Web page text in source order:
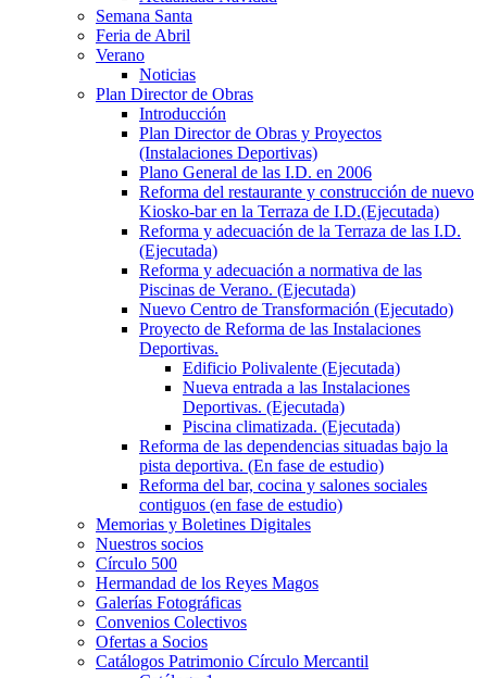
Semana Santa
Feria de Abril
Verano
Noticias
Plan Director de Obras
Introducción
Plan Director de Obras y Proyectos
(Instalaciones Deportivas)
Plano General de las I.D. en 2006
Reforma del restaurante y construcción de nuevo
Kiosko-bar en la Terraza de I.D.(Ejecutada)
Reforma y adecuación de la Terraza de las I.D.
(Ejecutada)
Reforma y adecuación a normativa de las
Piscinas de Verano. (Ejecutada)
Nuevo Centro de Transformación (Ejecutado)
Proyecto de Reforma de las Instalaciones
Deportivas.
Edificio Polivalente (Ejecutada)
Nueva entrada a las Instalaciones
Deportivas. (Ejecutada)
Piscina climatizada. (Ejecutada)
Reforma de las dependencias situadas bajo la
pista deportiva. (En fase de estudio)
Reforma del bar, cocina y salones sociales
contiguos (en fase de estudio)
Memorias y Boletines Digitales
Nuestros socios
Círculo 500
Hermandad de los Reyes Magos
Galerías Fotográficas
Convenios Colectivos
Ofertas a Socios
Catálogos Patrimonio Círculo Mercantil